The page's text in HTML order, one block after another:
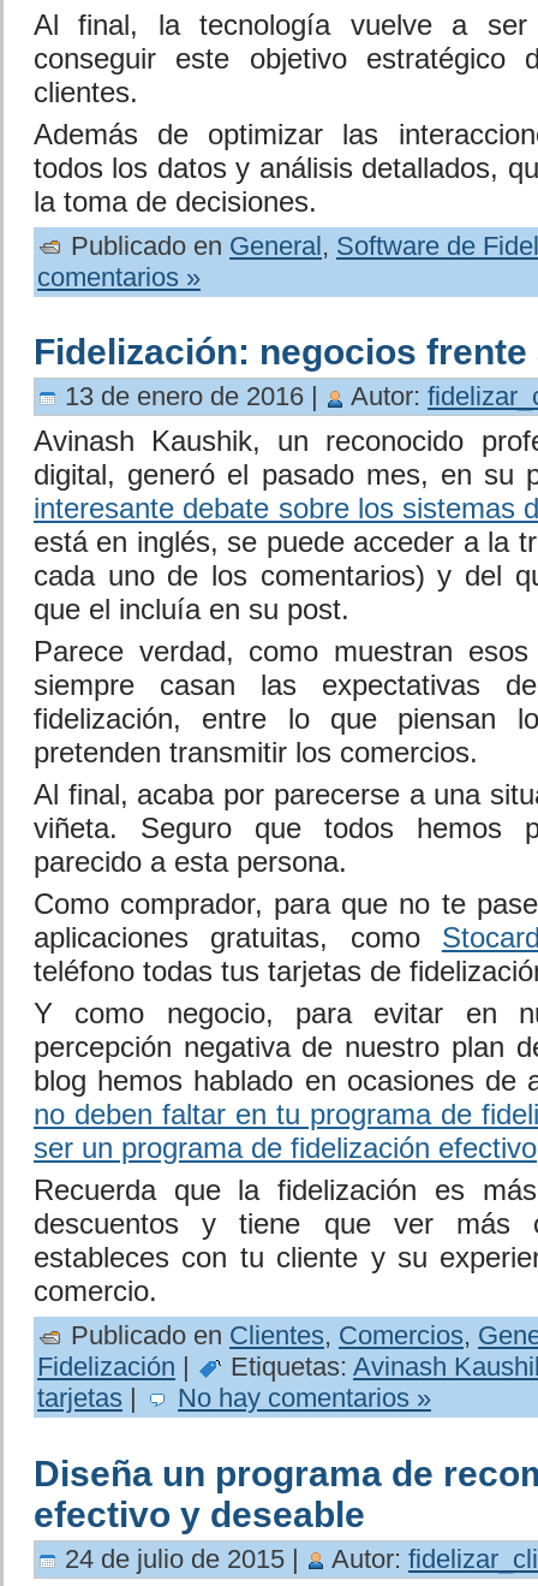
Al final, la tecnología vuelve a
conseguir este objetivo estratégico
clientes.
Además de optimizar las
todos los datos y análisis detallados,
la toma de decisiones.
Publicado en General, Software de
comentarios »
Fidelización: negocios
13 de enero de 2016 | Autor:
Avinash Kaushik, un reconocido
digital, generó el pasado mes, en su
interesante debate sobre los sistemas
está en inglés, se puede acceder a la
cada uno de los comentarios) y del
que el incluía en su post.
Parece verdad, como muestran
siempre casan las expectativas
fidelización, entre lo que piensan
pretenden transmitir los comercios.
Al final, acaba por parecerse a una
viñeta. Seguro que todos hemos
parecido a esta persona.
Como comprador, para que no te
aplicaciones gratuitas, como
teléfono todas tus tarjetas de
Y como negocio, para evitar en
percepción negativa de nuestro plan
blog hemos hablado en ocasiones de
no deben faltar en tu programa de
ser un programa de fidelización efectivo
Recuerda que la fidelización es
descuentos y tiene que ver más
estableces con tu cliente y su
comercio.
Publicado en Clientes, Comercios,
Fidelización
Etiquetas: Avinash
tarjetas
No hay comentarios »
Diseña un programa de
efectivo y deseable
24 de julio de 2015 | Autor: